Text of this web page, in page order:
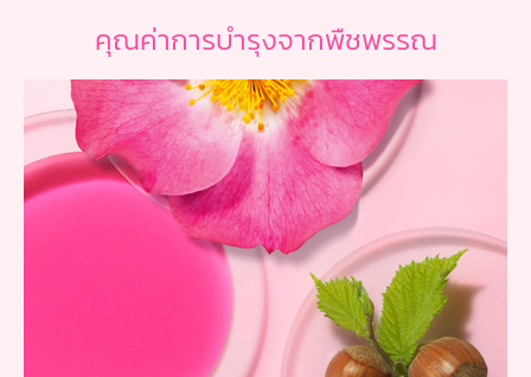
คุณค่าการบำรุงจากพืชพรรณ